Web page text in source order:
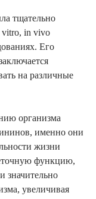
тщательно
vitro, in vivo
Его
на различные
организма
именно они
жизни
функцию,
значительно
увеличивая